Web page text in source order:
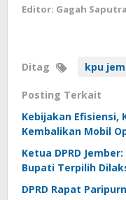
Editor: Gagah Saputra
Ditag kpu
Posting Terkait
Kebijakan Efisiensi,
Kembalikan Mobil
Ketua DPRD
Bupati Terpilih
DPRD Rapat